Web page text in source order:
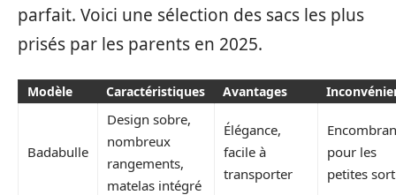
parfait. Voici une sélection des sacs les plus
prisés par les parents en 2025.
Modèle Caractéristiques Avantages
Badabulle
Design sobre,
nombreux
rangements,
matelas intégré
Élégance,
facile à
transporter
pour les
petites